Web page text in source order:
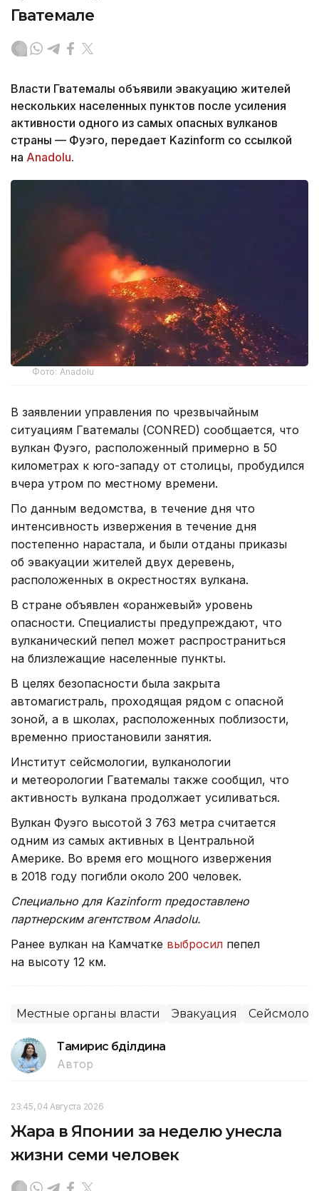
Гватемале
Власти Гватемалы объявили эвакуацию жителей
нескольких населенных пунктов после усиления
активности одного из самых опасных вулканов
страны — Фуэго, передает Kazinform со ссылкой
на Anadolu.
Фото: Anadolu
В заявлении управления по чрезвычайным
ситуациям Гватемалы (CONRED) сообщается, что
вулкан Фуэго, расположенный примерно в 50
километрах к юго-западу от столицы, пробудился
вчера утром по местному времени.
По данным ведомства, в течение дня что
интенсивность извержения в течение дня
постепенно нарастала, и были отданы приказы
об эвакуации жителей двух деревень,
расположенных в окрестностях вулкана.
В стране объявлен «оранжевый» уровень
опасности. Специалисты предупреждают, что
вулканический пепел может распространиться
на близлежащие населенные пункты.
В целях безопасности была закрыта
автомагистраль, проходящая рядом с опасной
зоной, а в школах, расположенных поблизости,
временно приостановили занятия.
Институт сейсмологии, вулканологии
и метеорологии Гватемалы также сообщил, что
активность вулкана продолжает усиливаться.
Вулкан Фуэго высотой 3 763 метра считается
одним из самых активных в Центральной
Америке. Во время его мощного извержения
в 2018 году погибли около 200 человек.
Специально для Kazinform предоставлено
партнерским агентством Anadolu.
Ранее вулкан на Камчатке выбросил пепел
на высоту 12 км.
Местные органы власти Эвакуация
Тамирис Әбділдина
Автор
23:45, 04 Августа 2026
Жара в Японии за неделю унесла
жизни семи человек